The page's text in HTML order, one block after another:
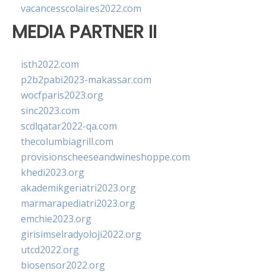
vacancesscolaires2022.com
MEDIA PARTNER II
isth2022.com
p2b2pabi2023-makassar.com
wocfparis2023.org
sinc2023.com
scdlqatar2022-qa.com
thecolumbiagrill.com
provisionscheeseandwineshoppe.com
khedi2023.org
akademikgeriatri2023.org
marmarapediatri2023.org
emchie2023.org
girisimselradyoloji2022.org
utcd2022.org
biosensor2022.org